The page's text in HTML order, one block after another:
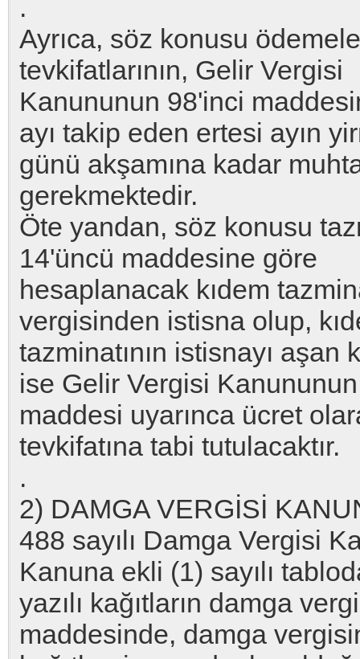
.
Ayrıca, söz konusu
tevkifatlarının, Gelir Vergisi
Kanununun 98'inci
ayı takip eden ertesi ayın
günü akşamına kadar
gerekmektedir.
Öte yandan, söz konusu
14'üncü maddesine göre
hesaplanacak kıdem
vergisinden istisna olup,
tazminatının istisnayı aşan
ise Gelir Vergisi
maddesi uyarınca ücret
tevkifatına tabi tutulacaktır.
.
2) DAMGA VERGİSİ
488 sayılı Damga Vergisi
Kanuna ekli (1) sayılı
yazılı kağıtların damga
maddesinde, damga